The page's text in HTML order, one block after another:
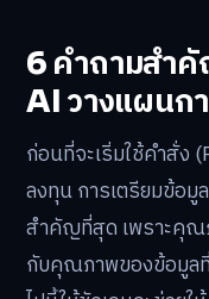
6 คำถามสำคั
AI วางแผนก
ก่อนที่จะเริ่มใช้คำสั่ง
ลงทุน การเตรียมข้อ
สำคัญที่สุด เพราะคุณ
กับคุณภาพของข้อมูล